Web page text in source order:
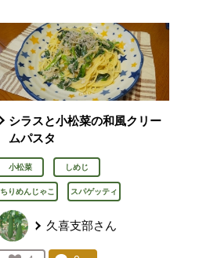
シラスと小松菜の和風クリー
ムパスタ
小松菜 しめじ
ちりめんじゃこ スパゲッティ
久喜支部さん